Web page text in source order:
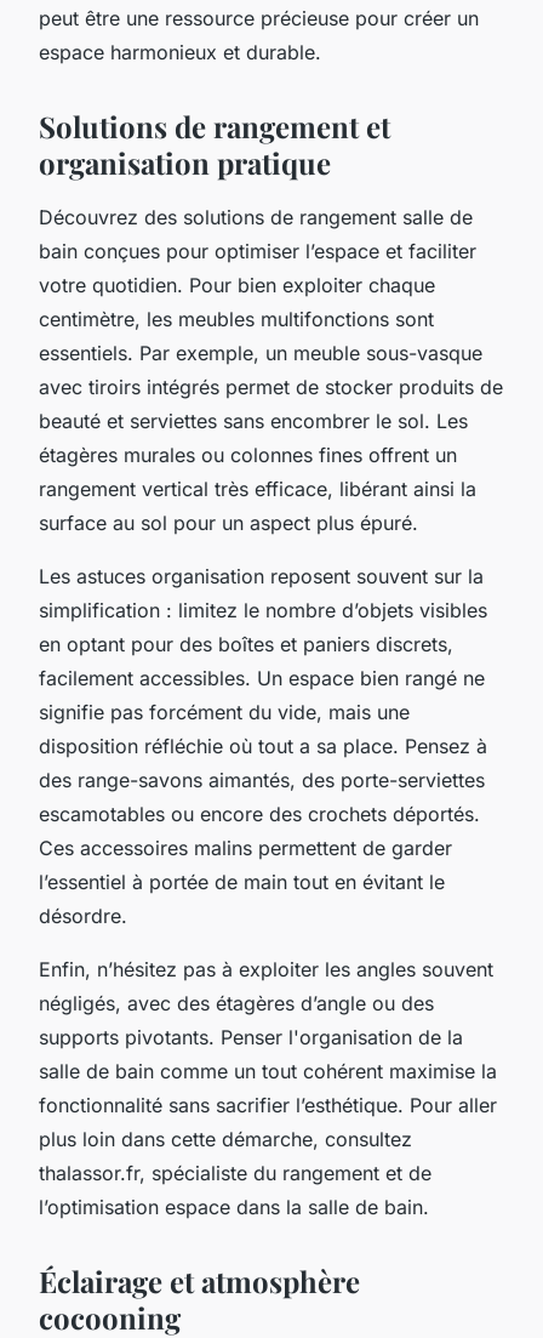
peut être une ressource précieuse pour créer un
espace harmonieux et durable.
Solutions de rangement et
organisation pratique
Découvrez des solutions de rangement salle de
bain conçues pour optimiser l’espace et faciliter
votre quotidien. Pour bien exploiter chaque
centimètre, les meubles multifonctions sont
essentiels. Par exemple, un meuble sous-vasque
avec tiroirs intégrés permet de stocker produits de
beauté et serviettes sans encombrer le sol. Les
étagères murales ou colonnes fines offrent un
rangement vertical très efficace, libérant ainsi la
surface au sol pour un aspect plus épuré.
Les astuces organisation reposent souvent sur la
simplification : limitez le nombre d’objets visibles
en optant pour des boîtes et paniers discrets,
facilement accessibles. Un espace bien rangé ne
signifie pas forcément du vide, mais une
disposition réfléchie où tout a sa place. Pensez à
des range-savons aimantés, des porte-serviettes
escamotables ou encore des crochets déportés.
Ces accessoires malins permettent de garder
l’essentiel à portée de main tout en évitant le
désordre.
Enfin, n’hésitez pas à exploiter les angles souvent
négligés, avec des étagères d’angle ou des
supports pivotants. Penser l'organisation de la
salle de bain comme un tout cohérent maximise la
fonctionnalité sans sacrifier l’esthétique. Pour aller
plus loin dans cette démarche, consultez
thalassor.fr, spécialiste du rangement et de
l’optimisation espace dans la salle de bain.
Éclairage et atmosphère
cocooning